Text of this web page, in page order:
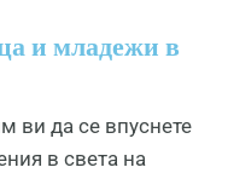
и младежи в
ви да се впуснете
в света на